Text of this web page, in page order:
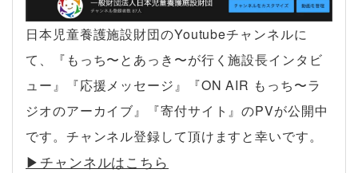
日本児童養護施設財団のYoutubeチャンネルに
て、『もっち〜とあっき〜が行く施設長インタビ
ュー』『応援メッセージ』『ON AIR もっち〜ラ
ジオのアーカイブ』『寄付サイト』のPVが公開中
です。チャンネル登録して頂けますと幸いです。
▶︎チャンネルはこちら